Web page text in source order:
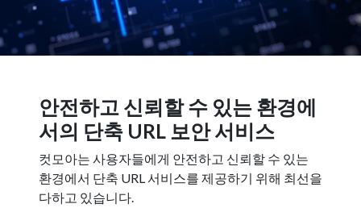
안전하고 신뢰할 수 있는 환경에
서의 단축 URL 보안 서비스
컷모아는 사용자들에게 안전하고 신뢰할 수 있는
환경에서 단축 URL 서비스를 제공하기 위해 최선을
다하고 있습니다.